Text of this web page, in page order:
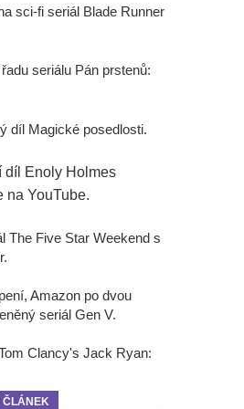
sci-fi seriál Blade Runner
seriálu Pán prstenů:
díl Magické posedlosti.
díl Enoly Holmes
na YouTube.
The Five Star Weekend s
Amazon po dvou
seriál Gen V.
Clancy's Jack Ryan:
ČLÁNEK